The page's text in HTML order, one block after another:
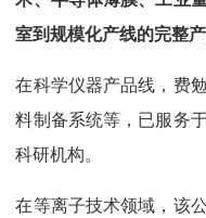
室到规模化产线的完整产
在科学仪器产品线，费
料制备系统等，已服务
科研机构。
在等离子技术领域，该